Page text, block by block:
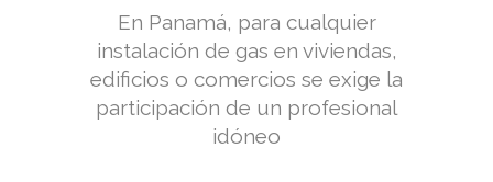
En Panamá, para cualquier
instalación de gas en viviendas,
edificios o comercios se exige la
participación de un profesional
idóneo